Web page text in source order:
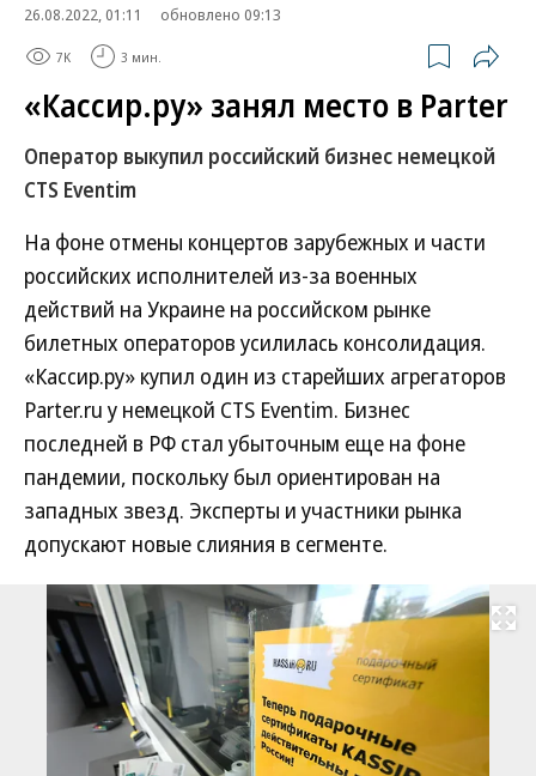
26.08.2022, 01:11
обновлено 09:13
7K 3 мин.
«Кассир.ру» занял место в Parter
Оператор выкупил российский бизнес немецкой
CTS Eventim
На фоне отмены концертов зарубежных и части
российских исполнителей из-за военных
действий на Украине на российском рынке
билетных операторов усилилась консолидация.
«Кассир.ру» купил один из старейших агрегаторов
Parter.ru у немецкой CTS Eventim. Бизнес
последней в РФ стал убыточным еще на фоне
пандемии, поскольку был ориентирован на
западных звезд. Эксперты и участники рынка
допускают новые слияния в сегменте.
Развернуть